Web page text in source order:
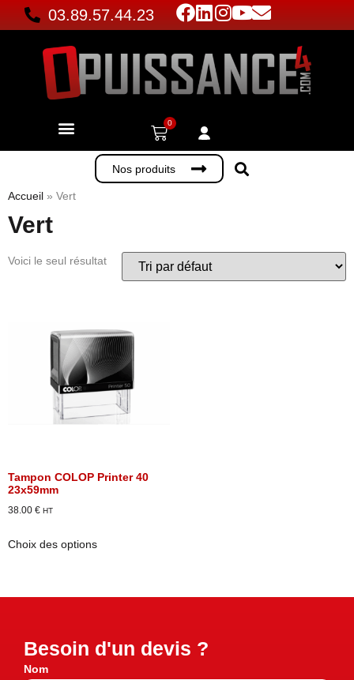
03.89.57.44.23
0
Accueil » Vert
Vert
Voici le seul résultat
Tampon COLOP Printer 40
23x59mm
38.00 € HT
Choix des options
Besoin d'un devis ?
Nom